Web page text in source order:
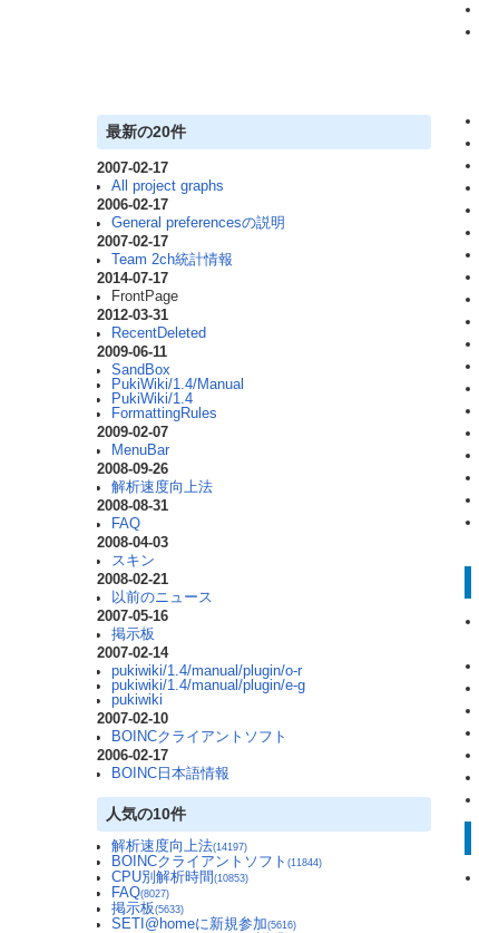
最新の20件
2007-02-17
All project graphs
2006-02-17
General preferencesの説明
2007-02-17
Team 2ch統計情報
2014-07-17
FrontPage
2012-03-31
RecentDeleted
2009-06-11
SandBox
PukiWiki/1.4/Manual
PukiWiki/1.4
FormattingRules
2009-02-07
MenuBar
2008-09-26
解析速度向上法
2008-08-31
FAQ
2008-04-03
スキン
2008-02-21
以前のニュース
2007-05-16
掲示板
2007-02-14
pukiwiki/1.4/manual/plugin/o-r
pukiwiki/1.4/manual/plugin/e-g
pukiwiki
2007-02-10
BOINCクライアントソフト
2006-02-17
BOINC日本語情報
人気の10件
解析速度向上法(14197)
BOINCクライアントソフト (11844)
CPU別解析時間 (10853)
FAQ(8027)
掲示板(5633)
SETI@homeに新規参加(5616)